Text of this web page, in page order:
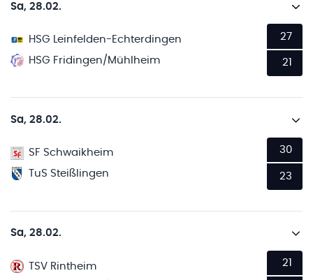
Sa, 28.02.
HSG Leinfelden-Echterdingen
HSG Fridingen/Mühlheim
27
21
Sa, 28.02.
SF Schwaikheim
TuS Steißlingen
30
23
Sa, 28.02.
TSV Rintheim
21